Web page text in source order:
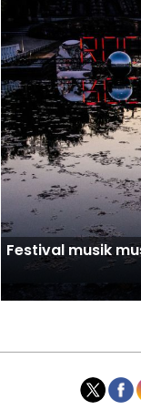
Festival musik